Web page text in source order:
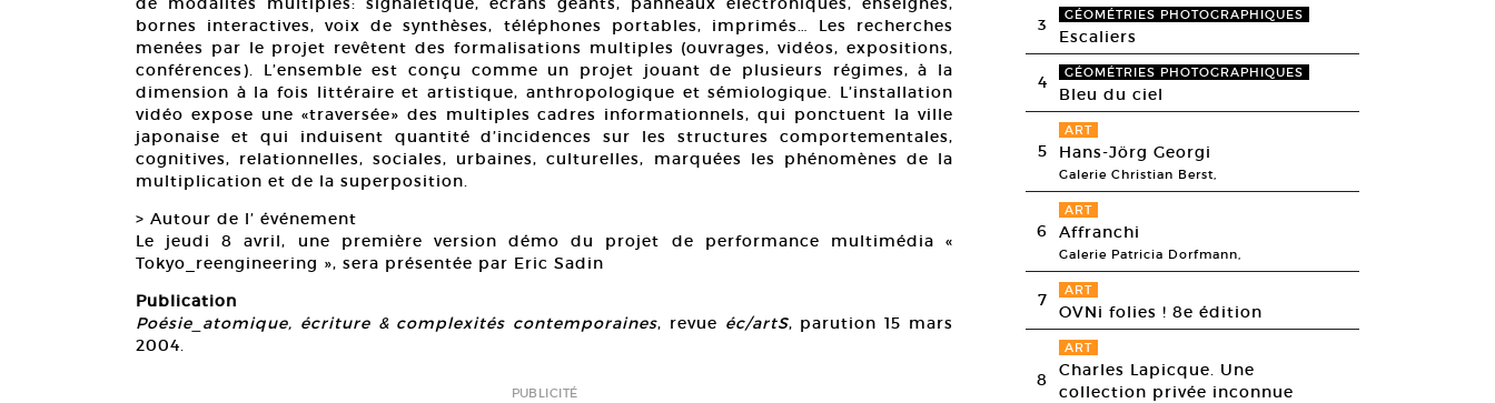
bornes interactives, voix de synthèses, téléphones portables, imprimés… Les recherches
menées par le projet revêtent des formalisations multiples (ouvrages, vidéos, expositions,
conférences). L’ensemble est conçu comme un projet jouant de plusieurs régimes, à la
dimension à la fois littéraire et artistique, anthropologique et sémiologique. L’installation
vidéo expose une «traversée» des multiples cadres informationnels, qui ponctuent la ville
japonaise et qui induisent quantité d’incidences sur les structures comportementales,
cognitives, relationnelles, sociales, urbaines, culturelles, marquées les phénomènes de la
multiplication et de la superposition.
> Autour de l’ événement
Le jeudi 8 avril, une première version démo du projet de performance multimédia «
Tokyo_reengineering », sera présentée par Eric Sadin
Publication
Poésie_atomique, écriture & complexités contemporaines, revue éc/artS, parution 15 mars
2004.
PUBLICITÉ
3 GÉOMÉTRIES PHOTOGRAPHIQUES
Escaliers
4 GÉOMÉTRIES PHOTOGRAPHIQUES
Bleu du ciel
5
ART
Hans-Jörg Georgi
Galerie Christian Berst,
6
ART
Affranchi
Galerie Patricia Dorfmann,
7 ART
OVNi folies ! 8e édition
8
ART
Charles Lapicque. Une
collection privée inconnue